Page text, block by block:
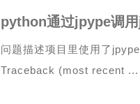
问题描述项目里使用了
Traceback (most recent ...